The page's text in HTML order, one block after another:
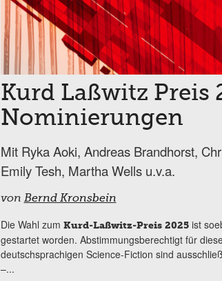
Kurd Laßwitz Preis
Nominierungen
Mit Ryka Aoki, Andreas Brandhorst,
Emily Tesh, Martha Wells u.v.a.
von Bernd Kronsbein
Die Wahl zum Kurd-Laßwitz-Preis 2025ist
gestartet worden. Abstimmungsberechtigt für
deutschsprachigen Science-Fiction sind
–...